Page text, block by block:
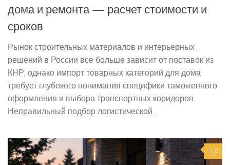
дома и ремонта — расчет стоимости и
сроков
Рынок строительных материалов и интерьерных
решений в России все больше зависит от поставок из
КНР, однако импорт товарных категорий для дома
требует глубокого понимания специфики таможенного
оформления и выбора транспортных коридоров.
Неправильный подбор логистической...
0